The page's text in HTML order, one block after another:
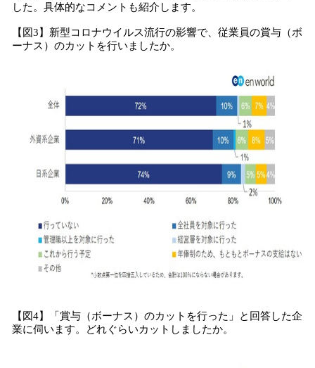
した。具体的なコメントも紹介します。
【図3】新型コロナウイルス流行の影響で、従業員の賞与（ボ
ーナス）のカットを行いましたか。
【図4】「賞与（ボーナス）のカットを行った」と回答した企
業に伺います。どれぐらいカットしましたか。